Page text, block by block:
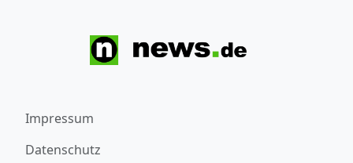
Impressum
Datenschutz